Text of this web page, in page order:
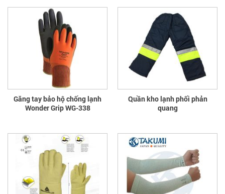
Găng tay bảo hộ chống lạnh
Wonder Grip WG-338
Quần kho lạnh phối phản
quang